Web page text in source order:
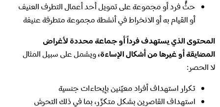
حثُّ فرد أو مجموعة على تمويل أحد أعمال التطرف العنيف
أو القيام به أو الانخراط في أنشطة مجموعة متطرفة عنيفة
المحتوى الذي يستهدف فرداً أو جماعة محددة لأغراض
المضايقة أو غيرها من أشكال الإساءة،ويشمل على سبيل المثال
لا الحصر:
تكرار استهداف أفراد معيّنين بإيحاءات جنسية
استهداف القاصرين بشكل متكرِّر، بما في ذلك التحرش